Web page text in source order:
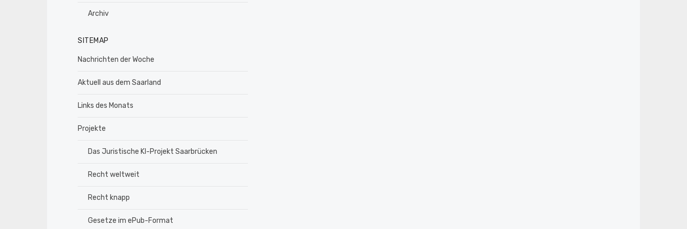
Archiv
SITEMAP
Nachrichten der Woche
Aktuell aus dem Saarland
Links des Monats
Projekte
Das Juristische KI-Projekt Saarbrücken
Recht weltweit
Recht knapp
Gesetze im ePub-Format